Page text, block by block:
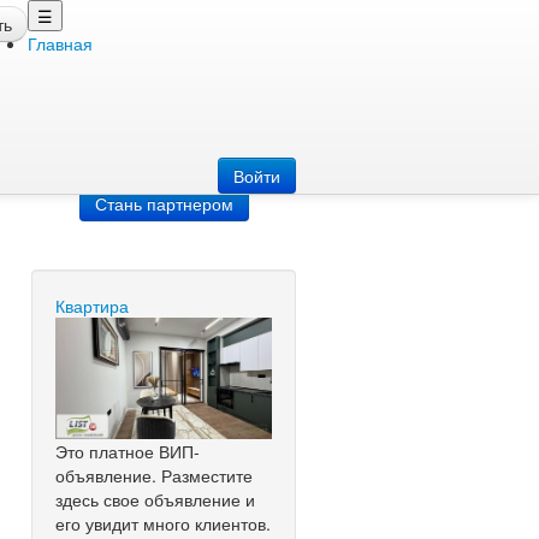
☰
Главная
Войти
Стань партнером
Квартира
Это платное ВИП-
объявление. Разместите
здесь свое объявление и
его увидит много клиентов.